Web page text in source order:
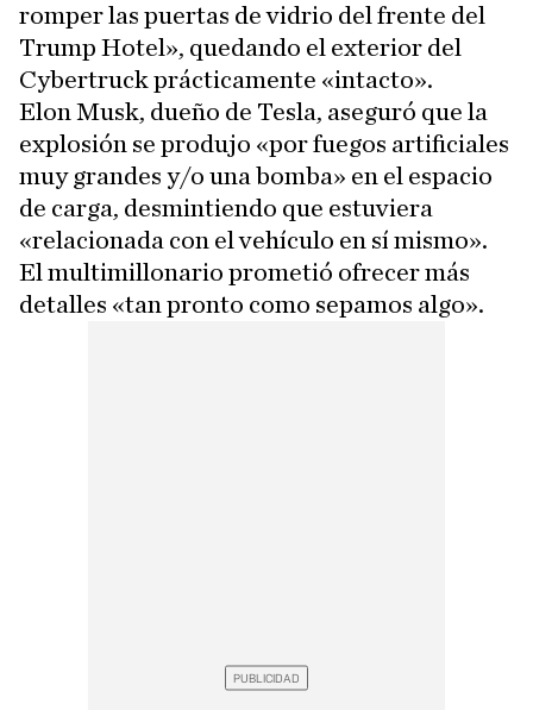
romper las puertas de vidrio del frente del
Trump Hotel», quedando el exterior del
Cybertruck prácticamente «intacto».
Elon Musk, dueño de Tesla, aseguró que la
explosión se produjo «por fuegos artificiales
muy grandes y/o una bomba» en el espacio
de carga, desmintiendo que estuviera
«relacionada con el vehículo en sí mismo».
El multimillonario prometió ofrecer más
detalles «tan pronto como sepamos algo».